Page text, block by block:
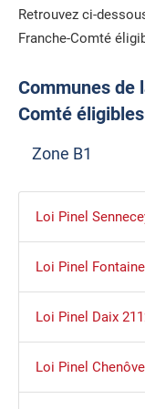
Retrouvez ci-
Franche-Comté
Communes de
Comté
Zone B1
Loi Pinel
Loi Pinel
Loi Pinel Daix
Loi Pinel